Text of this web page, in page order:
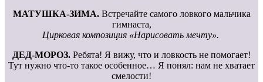
МАТУШКА-ЗИМА.Встречайте самого ловкого мальчика
гимнаста,
Цирковая композиция «Нарисовать мечту».
ДЕД-МОРОЗ. Ребята! Я вижу, что и ловкость не помогает!
Тут нужно что-то такое особенное… Я понял: нам не хватает
смелости!